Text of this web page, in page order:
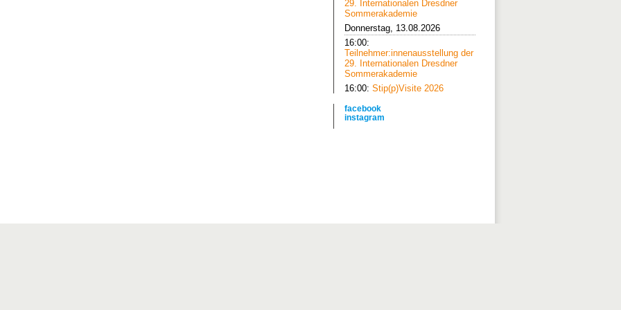
29. Internationalen Dresdner
Sommerakademie
Donnerstag, 13.08.2026
16:00:
Teilnehmer:innenausstellung der
29. Internationalen Dresdner
Sommerakademie
16:00: Stip(p)Visite 2026
facebook
instagram